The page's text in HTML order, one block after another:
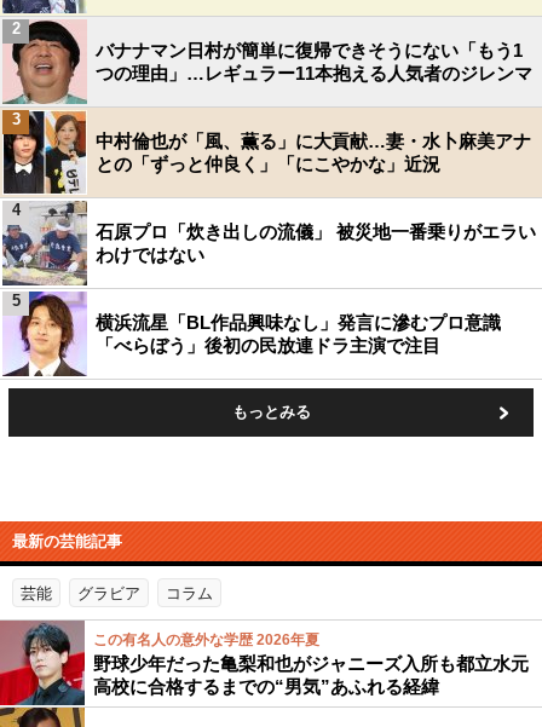
バナナマン日村が簡単に復帰できそうにない「もう1
つの理由」…レギュラー11本抱える人気者のジレンマ
2
中村倫也が「風、薫る」に大貢献…妻・水卜麻美アナ
との「ずっと仲良く」「にこやかな」近況
3
石原プロ「炊き出しの流儀」 被災地一番乗りがエラい
わけではない
4
横浜流星「BL作品興味なし」発言に滲むプロ意識
「べらぼう」後初の民放連ドラ主演で注目
5
もっとみる
最新の芸能記事
芸能 グラビア コラム
この有名人の意外な学歴 2026年夏
野球少年だった亀梨和也がジャニーズ入所も都立水元
高校に合格するまでの“男気”あふれる経緯